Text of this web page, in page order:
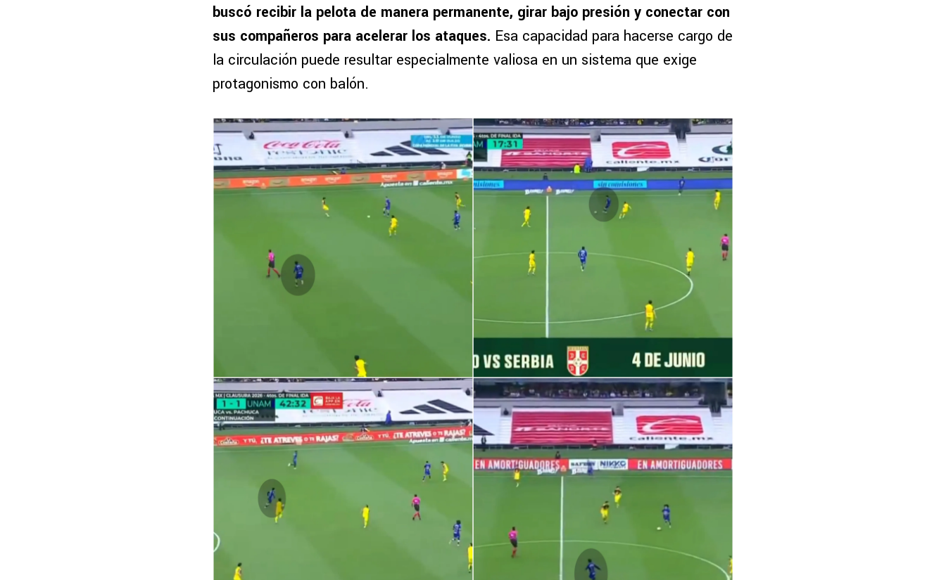
buscó recibir la pelota de manera permanente, girar bajo presión y conectar con
sus compañeros para acelerar los ataques. Esa capacidad para hacerse cargo de
la circulación puede resultar especialmente valiosa en un sistema que exige
protagonismo con balón.